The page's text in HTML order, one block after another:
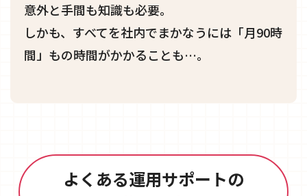
意外と手間も知識も必要。
しかも、すべてを社内でまかなうには「月90時
間」もの時間がかかることも…。
よくある運用サポートの